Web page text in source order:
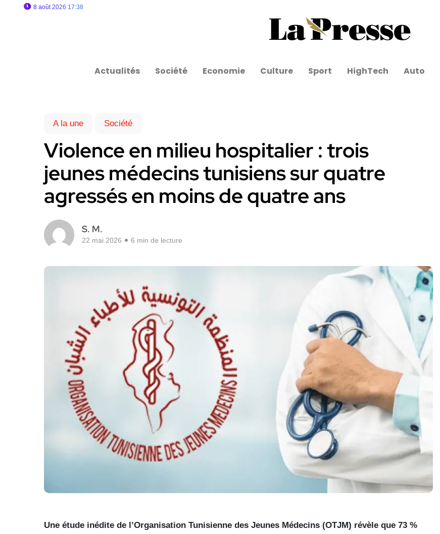
8 août 2026 17:38
Actualités Société Economie Culture Sport HighTech Auto
A la une Société
Violence en milieu hospitalier : trois
jeunes médecins tunisiens sur quatre
agressés en moins de quatre ans
S. M.
22 mai 2026 6 min de lecture
Une étude inédite de l’Organisation Tunisienne des Jeunes Médecins (OTJM) révèle que 73 %